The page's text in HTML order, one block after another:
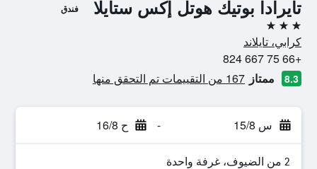
تايرادا بوتيك هوتل إكس ستايلا فندق
3 نجوم
كرابي، تايلاند
+66 75 667 824
8.3 ممتاز 167 من التقييمات تم التحقق منها
س 15/8 - ح 16/8
2 من الضيوف، غرفة واحدة